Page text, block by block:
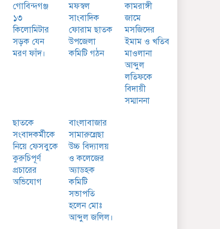
গোবিন্দগঞ্জ
১৩
কিলোমিটার
সড়ক যেন
মরণ ফাঁদ।
মফস্বল
সাংবাদিক
ফোরাম ছাতক
উপজেলা
কমিটি গঠন
কামরাঙ্গী
জামে
মসজিদের
ইমাম ও খতিব
মাওলানা
আব্দুল
লতিফকে
বিদায়ী
সম্মাননা
ছাতকে
সংবাদকর্মীকে
নিয়ে ফেসবুকে
কুরুচিপূর্ণ
প্রচারের
অভিযোগ
বাংলাবাজার
সামারুন্নেছা
উচ্চ বিদ্যালয়
ও কলেজের
অ্যাডহক
কমিটি
সভাপতি
হলেন মোঃ
আব্দুল জলিল।